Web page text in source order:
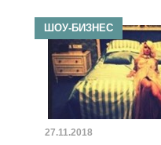
ШОУ-БИЗНЕС
27.11.2018